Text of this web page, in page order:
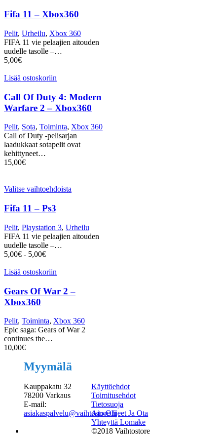
Fifa 11 – Xbox360
Pelit, Urheilu, Xbox 360
FIFA 11 vie pelaajien aitouden
uudelle tasolle –…
5,00€
Lisää ostoskoriin
Call Of Duty 4: Modern
Warfare 2 – Xbox360
Pelit, Sota, Toiminta, Xbox 360
Call of Duty -pelisarjan
laadukkaat sotapelit ovat
kehittyneet…
15,00€
Valitse vaihtoehdoista
Fifa 11 – Ps3
Pelit, Playstation 3, Urheilu
FIFA 11 vie pelaajien aitouden
uudelle tasolle –…
5,00€ - 5,00€
Lisää ostoskoriin
Gears Of War 2 –
Xbox360
Pelit, Toiminta, Xbox 360
Epic saga: Gears of War 2
continues the…
10,00€
Myymälä
Kauppakatu 32
78200 Varkaus
E-mail:
asiakaspalvelu@vaihtostore.fi
Käyttöehdot
Toimitusehdot
Tietosuoja
Ajo-Ohjeet Ja Ota
Yhteyttä Lomake
©2018 Vaihtostore